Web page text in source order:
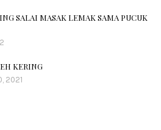
SALAI MASAK LEMAK SAMA PUCUK
KERING
2021